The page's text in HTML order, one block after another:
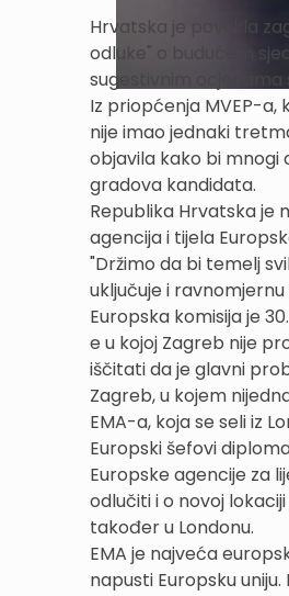
Hrvatska je povukla
odluke" o budućem
sugestivnim ocjenama
Iz priopćenja MVEP-
nije imao jednaki
objavila kako bi mnogi
gradova kandidata.
Republika Hrvatska je
agencija i tijela
"Držimo da bi temelj
uključuje i
Europska komisija je
e u kojoj Zagreb nije
iščitati da je glavni
Zagreb, u kojem
EMA-a, koja se seli iz
Europski šefovi
Europske agencije za
odlučiti i o novoj
također u Londonu.
EMA je najveća
napusti Europsku